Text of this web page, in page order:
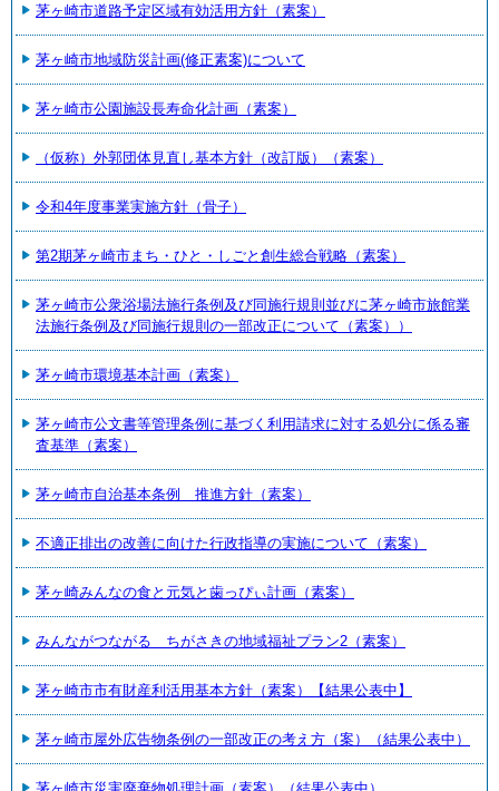
茅ヶ崎市道路予定区域有効活用方針（素案）
茅ヶ崎市地域防災計画(修正素案)について
茅ヶ崎市公園施設長寿命化計画（素案）
（仮称）外郭団体見直し基本方針（改訂版）（素案）
令和4年度事業実施方針（骨子）
第2期茅ヶ崎市まち・ひと・しごと創生総合戦略（素案）
茅ヶ崎市公衆浴場法施行条例及び同施行規則並びに茅ヶ崎市旅館業
法施行条例及び同施行規則の一部改正について（素案））
茅ヶ崎市環境基本計画（素案）
茅ヶ崎市公文書等管理条例に基づく利用請求に対する処分に係る審
査基準（素案）
茅ヶ崎市自治基本条例 推進方針（素案）
不適正排出の改善に向けた行政指導の実施について（素案）
茅ヶ崎みんなの食と元気と歯っぴぃ計画（素案）
みんながつながる ちがさきの地域福祉プラン2（素案）
茅ヶ崎市市有財産利活用基本方針（素案）【結果公表中】
茅ヶ崎市屋外広告物条例の一部改正の考え方（案）（結果公表中）